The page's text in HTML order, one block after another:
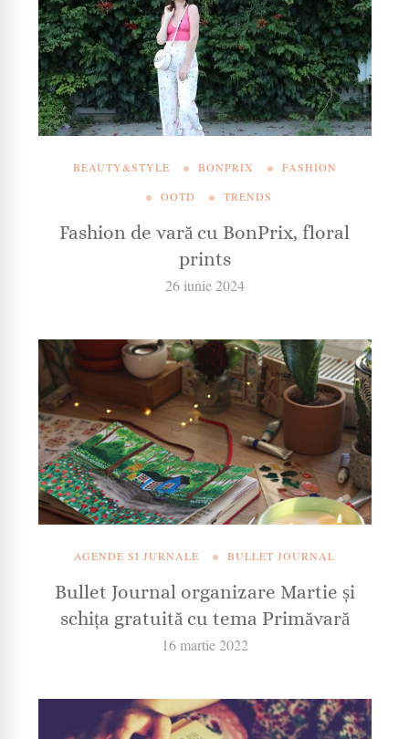
BEAUTY&STYLE BONPRIX
FASHION
OOTD
TRENDS
Fashion de vară cu BonPrix, floral
prints
26 iunie 2024
AGENDE SI JURNALE BULLET JOURNAL
Bullet Journal organizare Martie și
schița gratuită cu tema Primăvară
16 martie 2022